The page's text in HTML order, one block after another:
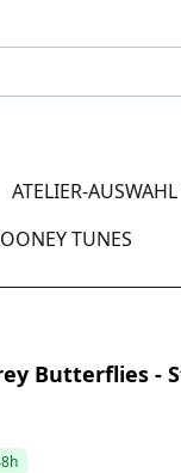
ATELIER-AUSWAHL
TUNES
Butterflies -